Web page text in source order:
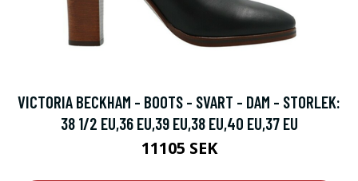
VICTORIA BECKHAM - BOOTS - SVART - DAM - STORLEK:
38 1/2 EU,36 EU,39 EU,38 EU,40 EU,37 EU
11105 SEK